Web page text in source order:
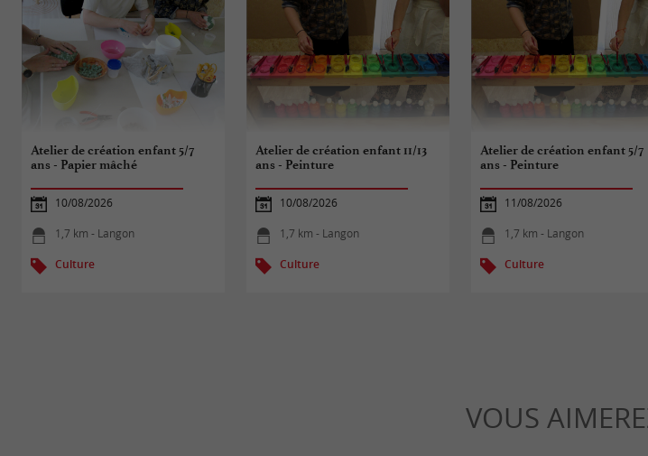
Atelier de création enfant 5/7
ans - Papier mâché
10/08/2026
1,7 km - Langon
Culture
Atelier de création enfant 11/13
ans - Peinture
10/08/2026
1,7 km - Langon
Culture
Atelier de création enfant 5/7
ans - Peinture
11/08/2026
1,7 km - Langon
Culture
VOUS